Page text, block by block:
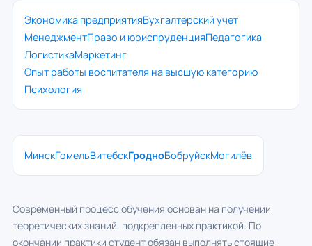
Экономика предприятияБухгалтерский учет
МенеджментПраво и юриспруденцияПедагогика
ЛогистикаМаркетинг
Опыт работы воспитателя на высшую категорию
Психология
МинскГомельВитебскГродноБобруйскМогилёв
Современный процесс обучения основан на получении
теоретических знаний, подкрепленных практикой. По
окончании практики студент обязан выполнять стоящие